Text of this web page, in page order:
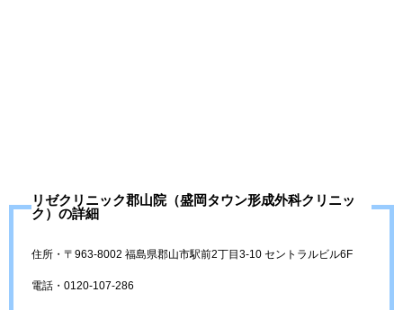
リゼクリニック郡山院（盛岡タウン形成外科クリニッ
ク）の詳細
住所・〒963-8002 福島県郡山市駅前2丁目3-10 セントラルビル6F
電話・0120-107-286